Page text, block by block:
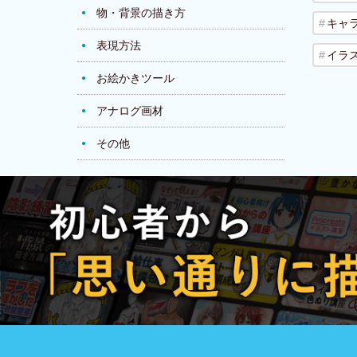
物・背景の描き方
表現方法
お絵かきツール
アナログ画材
その他
キャ
イラ